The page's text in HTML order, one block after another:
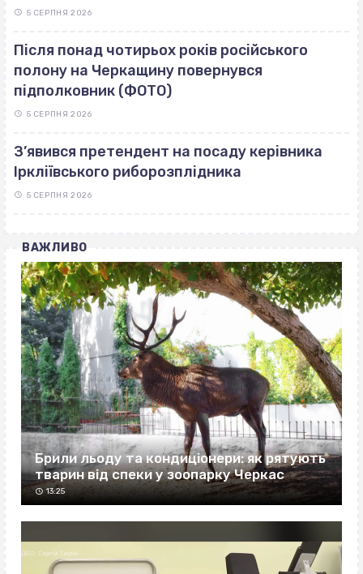
5 СЕРПНЯ 2026
Після понад чотирьох років російського
полону на Черкащину повернувся
підполковник (ФОТО)
5 СЕРПНЯ 2026
З’явився претендент на посаду керівника
Іркліївського риборозплідника
5 СЕРПНЯ 2026
ВАЖЛИВО
Брили льоду та кондиціонери: як рятують
тварин від спеки у зоопарку Черкас
13:25